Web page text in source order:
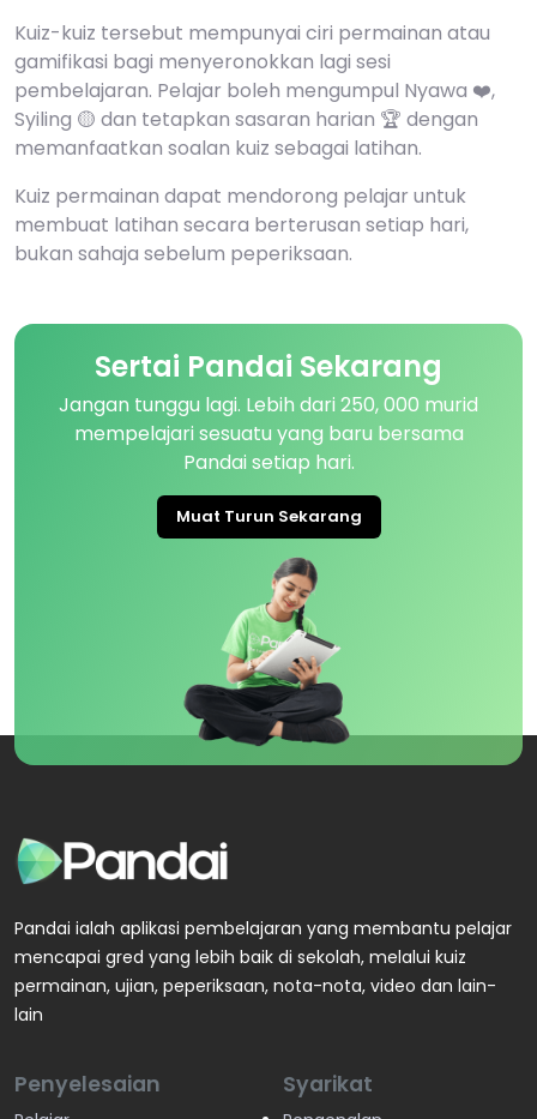
Kuiz-kuiz tersebut mempunyai ciri permainan atau
gamifikasi bagi menyeronokkan lagi sesi
pembelajaran. Pelajar boleh mengumpul Nyawa ❤️,
Syiling 🟡 dan tetapkan sasaran harian 🏆 dengan
memanfaatkan soalan kuiz sebagai latihan.
Kuiz permainan dapat mendorong pelajar untuk
membuat latihan secara berterusan setiap hari,
bukan sahaja sebelum peperiksaan.
Sertai Pandai Sekarang
Jangan tunggu lagi. Lebih dari 250, 000 murid
mempelajari sesuatu yang baru bersama
Pandai setiap hari.
Muat Turun Sekarang
Pandai ialah aplikasi pembelajaran yang membantu pelajar
mencapai gred yang lebih baik di sekolah, melalui kuiz
permainan, ujian, peperiksaan, nota-nota, video dan lain-
lain
Penyelesaian Syarikat